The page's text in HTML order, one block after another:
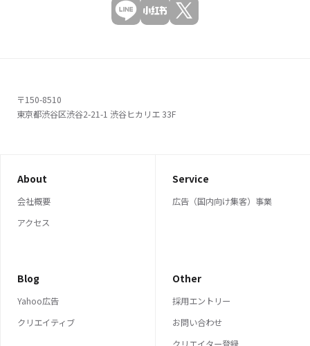
〒150-8510
東京都渋谷区渋谷2-21-1 渋谷ヒカリエ 33F
About
会社概要
アクセス
Service
広告（国内向け集客）事業
Blog
Yahoo広告
クリエイティブ
Other
採用エントリー
お問い合わせ